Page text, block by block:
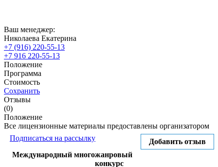
Ваш менеджер:
Николаева Екатерина
+7 (916) 220-55-13
+7 916 220-55-13
Положение
Программа
Стоимость
Сохранить
Отзывы
(0)
Положение
Все лицензионные материалы предоставлены организатором
Добавить отзыв
Подписаться на рассылку
Международный многожанровый
конкурс